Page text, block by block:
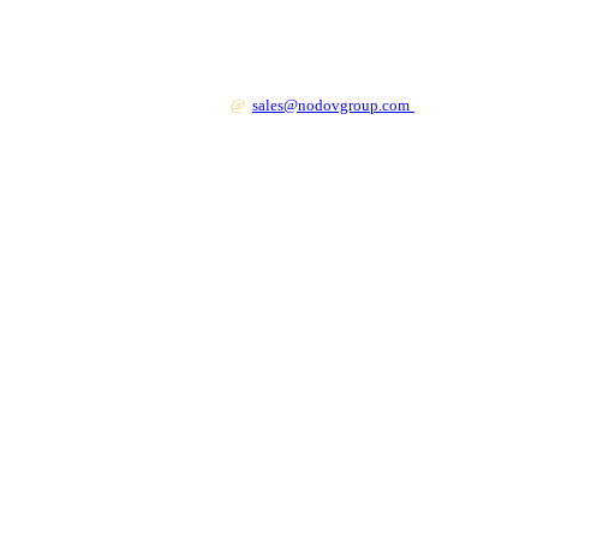
@ sales@nodovgroup.com